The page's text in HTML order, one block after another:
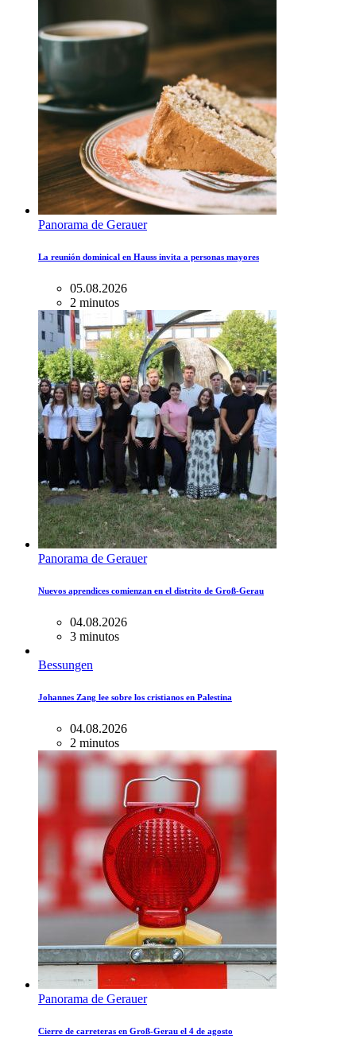
Panorama de Gerauer
La reunión dominical en Hauss invita a personas mayores
05.08.2026
2 minutos
Panorama de Gerauer
Nuevos aprendices comienzan en el distrito de Groß-Gerau
04.08.2026
3 minutos
Bessungen
Johannes Zang lee sobre los cristianos en Palestina
04.08.2026
2 minutos
Panorama de Gerauer
Cierre de carreteras en Groß-Gerau el 4 de agosto